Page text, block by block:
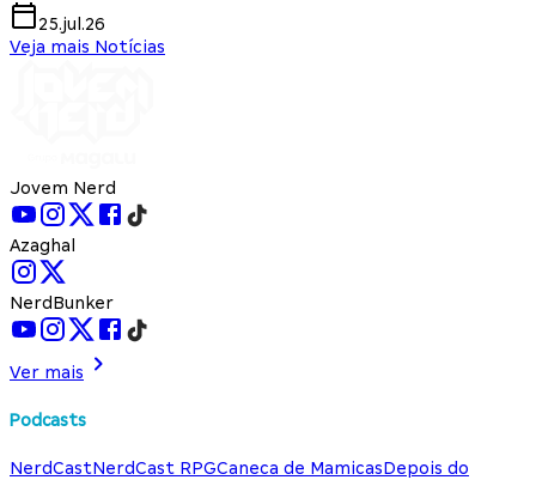
25.jul.26
Veja mais Notícias
Jovem Nerd
Azaghal
NerdBunker
Ver mais
Podcasts
NerdCastNerdCast RPGCaneca de MamicasDepois do